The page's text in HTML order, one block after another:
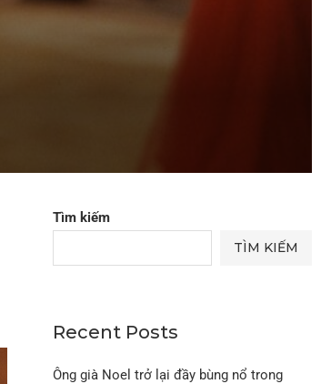
Tìm kiếm
TÌM KIẾM
Recent Posts
Ông già Noel trở lại đầy bùng nổ trong